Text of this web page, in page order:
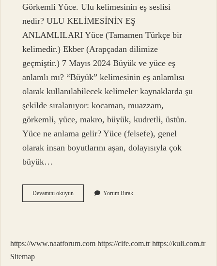
Görkemli Yüce. Ulu kelimesinin eş seslisi
nedir? ULU KELİMESİNİN EŞ
ANLAMLILARI Yüce (Tamamen Türkçe bir
kelimedir.) Ekber (Arapçadan dilimize
geçmiştir.) 7 Mayıs 2024 Büyük ve yüce eş
anlamlı mı? “Büyük” kelimesinin eş anlamlısı
olarak kullanılabilecek kelimeler kaynaklarda şu
şekilde sıralanıyor: kocaman, muazzam,
görkemli, yüce, makro, büyük, kudretli, üstün.
Yüce ne anlama gelir? Yüce (felsefe), genel
olarak insan boyutlarını aşan, dolayısıyla çok
büyük…
Devamını okuyunUlu
Ve
Yorum Bırak
https://www.naatforum.com https://cife.com.tr https://kuli.com.tr
Sitemap